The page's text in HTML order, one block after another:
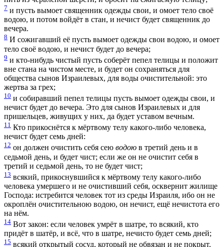
7 и пусть вымоет священник одежды свои, и омоет тело своё
водою, и потом войдёт в стан, и нечист будет священник до
вечера.
8 И сожигавший её пусть вымоет одежды свои водою, и омоет
тело своё водою, и нечист будет до вечера;
9 и кто-нибудь чистый пусть соберёт пепел телицы и положит
вне стана на чистом месте, и будет он сохраняться для
общества сынов Израилевых, для воды очистительной: это
жертва за грех;
10 и собиравший пепел телицы пусть вымоет одежды свои, и
нечист будет до вечера. Это для сынов Израилевых и для
пришельцев, живущих у них, да будет уставом вечным.
11 Кто прикоснётся к мёртвому телу какого-либо человека,
нечист будет семь дней:
12 он должен очистить себя сею водою в третий день и в
седьмой день, и будет чист; если же он не очистит себя в
третий и седьмой день, то не будет чист;
13 всякий, прикоснувшийся к мёртвому телу какого-либо
человека умершего и не очистивший себя, осквернит жилище
Господа: истребится человек тот из среды Израиля, ибо он не
окроплён очистительною водою, он нечист, ещё нечистота его
на нём.
14 Вот закон: если человек умрёт в шатре, то всякий, кто
придёт в шатёр, и всё, что в шатре, нечисто будет семь дней;
15 всякий открытый сосуд, который не обвязан и не покрыт,